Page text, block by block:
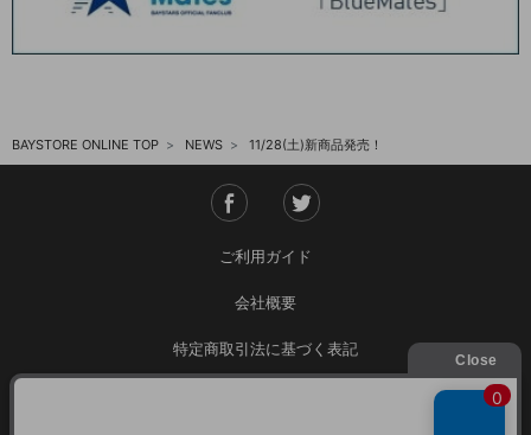
2025.04 (9)
2025.03 (9)
2025.01 (12)
BAYSTORE ONLINE TOP NEWS 11/28(土)新商品発売！
ご利用ガイド
会社概要
特定商取引法に基づく表記